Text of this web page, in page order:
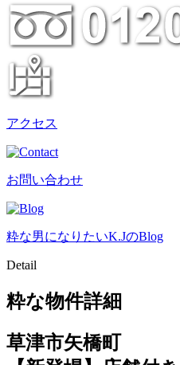
アクセス
お問い合わせ
粋な男になりたいK.JのBlog
Detail
粋な物件詳細
草津市矢橋町